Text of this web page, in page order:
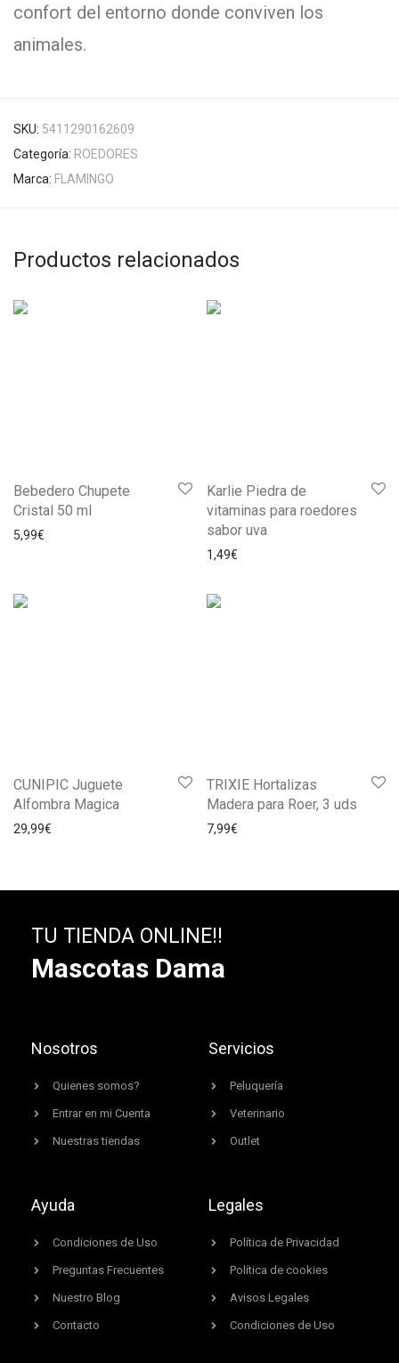
confort del entorno donde conviven los
animales.
SKU: 5411290162609
Categoría: ROEDORES
Marca: FLAMINGO
Productos relacionados
Bebedero Chupete
Cristal 50 ml
5,99€
Karlie Piedra de
vitaminas para roedores
sabor uva
1,49€
CUNIPIC Juguete
Alfombra Magica
29,99€
TRIXIE Hortalizas
Madera para Roer, 3 uds
7,99€
TU TIENDA ONLINE!!
Mascotas Dama
Nosotros
Quienes somos?
Entrar en mi Cuenta
Nuestras tiendas
Servicios
Peluquería
Veterinario
Outlet
Ayuda
Condiciones de Uso
Preguntas Frecuentes
Nuestro Blog
Contacto
Legales
Política de Privacidad
Política de cookies
Avisos Legales
Condiciones de Uso